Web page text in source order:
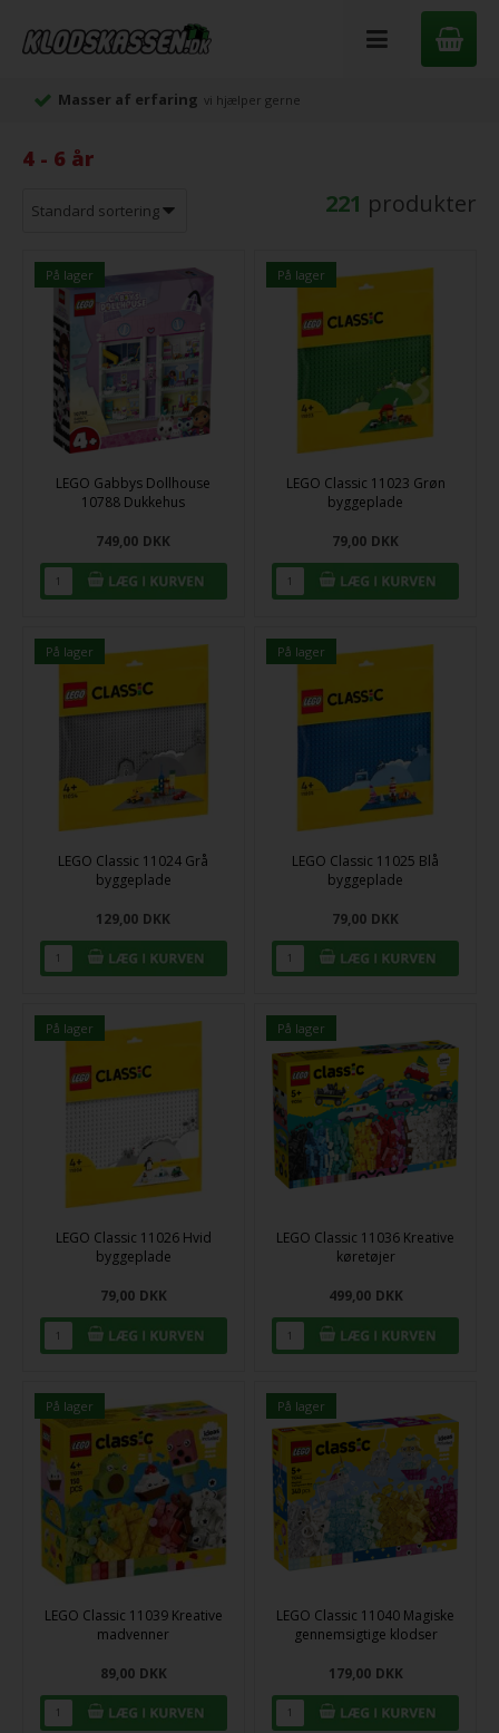
Masser af erfaring vi hjælper gerne
4 - 6 år
221 produkter
På lager
LEGO Gabbys Dollhouse
10788 Dukkehus
749,00 DKK
På lager
LEGO Classic 11023 Grøn
byggeplade
79,00 DKK
På lager
LEGO Classic 11024 Grå
byggeplade
129,00 DKK
På lager
LEGO Classic 11025 Blå
byggeplade
79,00 DKK
På lager
LEGO Classic 11026 Hvid
byggeplade
79,00 DKK
På lager
LEGO Classic 11036 Kreative
køretøjer
499,00 DKK
På lager
LEGO Classic 11039 Kreative
madvenner
89,00 DKK
På lager
LEGO Classic 11040 Magiske
gennemsigtige klodser
179,00 DKK